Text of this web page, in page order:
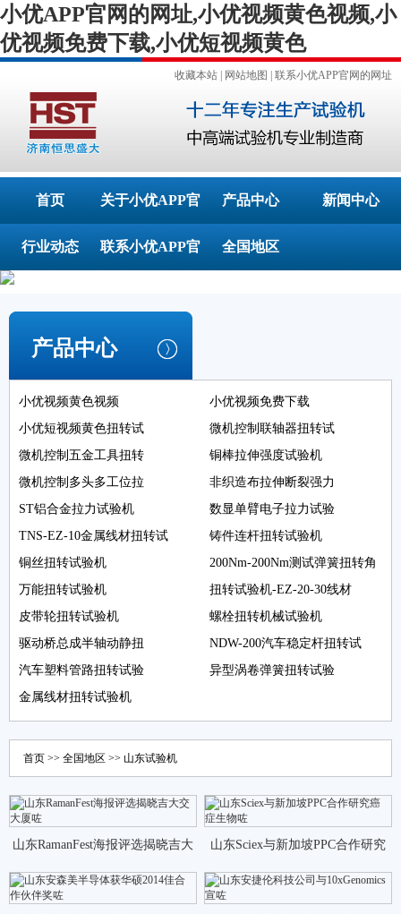
小优APP官网的网址,小优视频黄色视频,小
优视频免费下载,小优短视频黄色
收藏本站 网站地图 联系小优APP官网的网址
首页 关于小优APP官
网的网址
产品中心 新闻中心
行业动态 联系小优APP官 全国地区
产品中心
小优视频黄色视频
小优视频免费下载
小优短视频黄色扭转试
微机控制联轴器扭转试
微机控制五金工具扭转
铜棒拉伸强度试验机
微机控制多头多工位拉
非织造布拉伸断裂强力
ST铝合金拉力试验机
数显单臂电子拉力试验
TNS-EZ-10金属线材扭转试
铸件连杆扭转试验机
铜丝扭转试验机
200Nm-200Nm测试弹簧扭转角
万能扭转试验机
扭转试验机-EZ-20-30线材
皮带轮扭转试验机
螺栓扭转机械试验机
驱动桥总成半轴动静扭
NDW-200汽车稳定杆扭转试
汽车塑料管路扭转试验
异型涡卷弹簧扭转试验
金属线材扭转试验机
首页 >> 全国地区 >> 山东试验机
山东RamanFest海报评选揭晓吉大
交大厦咗
山东Sciex与新加坡PPC合作研究
癌症生物咗